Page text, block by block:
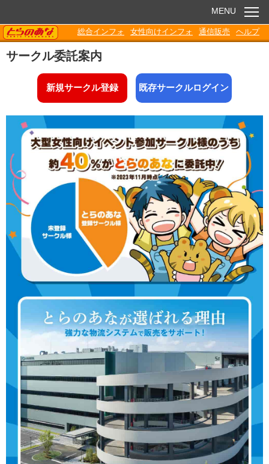
お知らせ
電子書籍
Q&A
各種ダウンロード
MENU
TORANOANA
総合インフォ 女性向けインフォ 通信販売 ヘルプ
サークル委託案内
新規サークル登録 既存サークルログイン